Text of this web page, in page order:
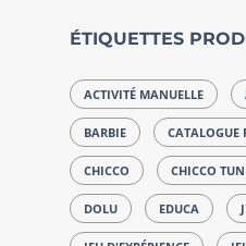
ÉTIQUETTES
ACTIVITÉ MANUELLE
BARBIE CATALOGUE
CHICCO CHICCO
DOLU EDUCA